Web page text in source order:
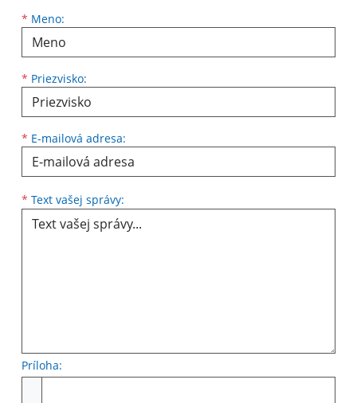
* Meno:
Meno
* Priezvisko:
Priezvisko
* E-mailová adresa:
E-mailová adresa
* Text vašej správy:
Príloha: